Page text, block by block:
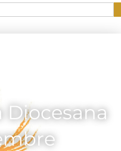
Diocesana